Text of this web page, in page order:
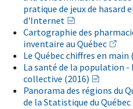
pratique de jeux de
d'Internet
Cartographie des
inventaire au Québec
Le Québec chiffres en main
La santé de la population -
collective (2016)
Panorama des régions du
de la Statistique du Québec